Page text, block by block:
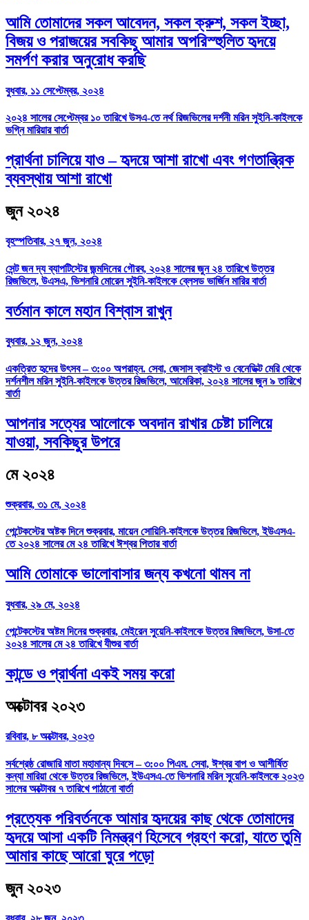
আমি তোমাদের সকল আবেদন, সকল ক্রুশ, সকল ইচ্ছা,
বিজয় ও পরাজয়ের সবকিছু আমার অপরিস্হুলিত হৃদয়ে
সমর্পণ করার অনুরোধ করছি
বুধবার, ১১ সেপ্টেম্বর, ২০২৪
২০২৪ সালের সেপ্টেম্বর ১০ তারিখে উসএ-তে নর্থ রিজভিলের দর্শনী মরিন সুইনি-কাইলকে
ভগ্নি মারিয়ার বার্তা
প্রার্থনা চালিয়ে যাও – হৃদয়ে আশা রাখো এবং গণতান্ত্রিক
ব্যবস্থায় আশা রাখো
জুন ২০২৪
বৃহস্পতিবার, ২৭ জুন, ২০২৪
সেন্ট জন দ্য ব্যাপটিস্টের জন্মদিনের গৌরব, ২০২৪ সালের জুন ২৪ তারিখে উত্তর
রিজভিলে, উএসএ, ভিশনারি মোরেন সুইনি-কাইলকে ব্লেসড ভার্জিন মারির বার্তা
বর্তমান কালে মহান বিশ্বাস রাখুন
বুধবার, ১২ জুন, ২০২৪
একত্রিত হৃদের উৎসব – ৩:০০ অপরাহ্ন. সেবা, জেসাস ক্রাইস্ট ও বেনেডিক্ট মেরি থেকে
দর্শনশীল মরিন সুইনি-কাইলকে উত্তর রিজভিলে, আমেরিকা, ২০২৪ সালের জুন ৯ তারিখে
বার্তা
আপনার সত্যের আলোকে অবদান রাখার চেষ্টা চালিয়ে
যাওয়া, সবকিছুর উপরে
মে ২০২৪
শুক্রবার, ৩১ মে, ২০২৪
পেন্টেকস্টের অষ্টক দিনে শুক্রবার, মায়েন সোয়িনি-কাইলকে উত্তর রিজভিলে, ইউএসএ-
তে ২০২৪ সালের মে ২৪ তারিখে ঈশ্বর পিতার বার্তা
আমি তোমাকে ভালোবাসার জন্য কখনো থামব না
বুধবার, ২৯ মে, ২০২৪
পেন্টেকস্টের অষ্টম দিনের শুক্রবার, মেইরেন সুয়েনি-কাইলকে উত্তর রিজভিলে, উসা-তে
২০২৪ সালের মে ২৪ তারিখে যীশুর বার্তা
কান্ডে ও প্রার্থনা একই সময় করো
অক্টোবর ২০২৩
রবিবার, ৮ অক্টোবর, ২০২৩
সর্বশ্রেষ্ঠ রোজারি মাতা মহামান্য দিবসে – ৩:০০ পিএম. সেবা, ঈশ্বর বাপ ও আশীর্ষিত
কন্যা মারিয়া থেকে উত্তর রিজভিলে, ইউএসএ-তে ভিশনারি মরিন সুয়েনি-কাইলকে ২০২৩
সালের অক্টোবর ৭ তারিখে পাঠানো বার্তা
প্রত্যেক পরিবর্তনকে আমার হৃদয়ের কাছ থেকে তোমাদের
হৃদয়ে আসা একটি নিমন্ত্রণ হিসেবে গ্রহণ করো, যাতে তুমি
আমার কাছে আরো ঘুরে পড়ো
জুন ২০২৩